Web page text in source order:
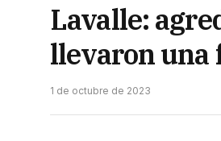
Lavalle:
llevaron una
1 de octubre de 2023